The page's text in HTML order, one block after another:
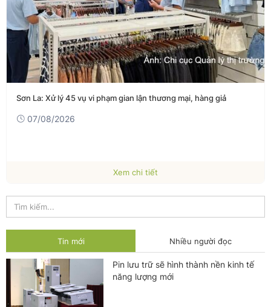
Sơn La: Xử lý 45 vụ vi phạm gian lận thương mại, hàng giả
07/08/2026
Xem chi tiết
Tin mới Nhiều người đọc
Pin lưu trữ sẽ hình thành nền kinh tế
năng lượng mới